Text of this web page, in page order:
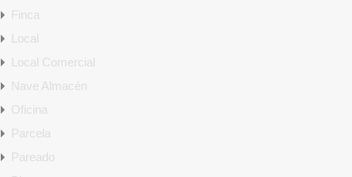
Finca
Local
Local Comercial
Nave Almacén
Oficina
Parcela
Pareado